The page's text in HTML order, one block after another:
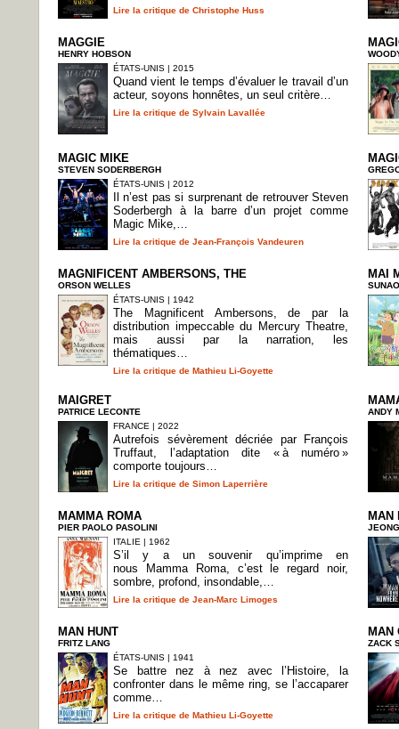
Lire la critique de Christophe Huss
MAGGIE
HENRY HOBSON
ÉTATS-UNIS | 2015
Quand vient le temps d’évaluer le travail d’un
acteur, soyons honnêtes, un seul critère…
Lire la critique de Sylvain Lavallée
MAGIC MIKE
STEVEN SODERBERGH
ÉTATS-UNIS | 2012
Il n’est pas si surprenant de retrouver Steven
Soderbergh à la barre d’un projet comme
Magic Mike,…
Lire la critique de Jean-François Vandeuren
MAGNIFICENT AMBERSONS, THE
ORSON WELLES
ÉTATS-UNIS | 1942
The Magnificent Ambersons, de par la
distribution impeccable du Mercury Theatre,
mais aussi par la narration, les
thématiques…
Lire la critique de Mathieu Li-Goyette
MAI
MAIGRET
PATRICE LECONTE
FRANCE | 2022
Autrefois sévèrement décriée par François
Truffaut, l’adaptation dite « à numéro »
comporte toujours…
Lire la critique de Simon Laperrière
ANDY
MAMMA ROMA
PIER PAOLO PASOLINI
ITALIE | 1962
S’il y a un souvenir qu’imprime en
nous Mamma Roma, c’est le regard noir,
sombre, profond, insondable,…
Lire la critique de Jean-Marc Limoges
MAN
MAN HUNT
FRITZ LANG
ÉTATS-UNIS | 1941
Se battre nez à nez avec l’Histoire, la
confronter dans le même ring, se l’accaparer
comme…
Lire la critique de Mathieu Li-Goyette
MAN
ZACK